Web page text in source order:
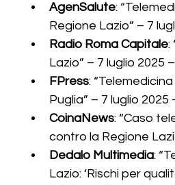
AgenSalute:
Regione Lazio” – 7
Radio Roma Capitale:
Lazio” – 7 luglio 2025 –
FPress:
Puglia” – 7 luglio 2025
CoinaNews: “Caso
contro la Regione
Dedalo Multimedia:
Lazio: ‘Rischi per